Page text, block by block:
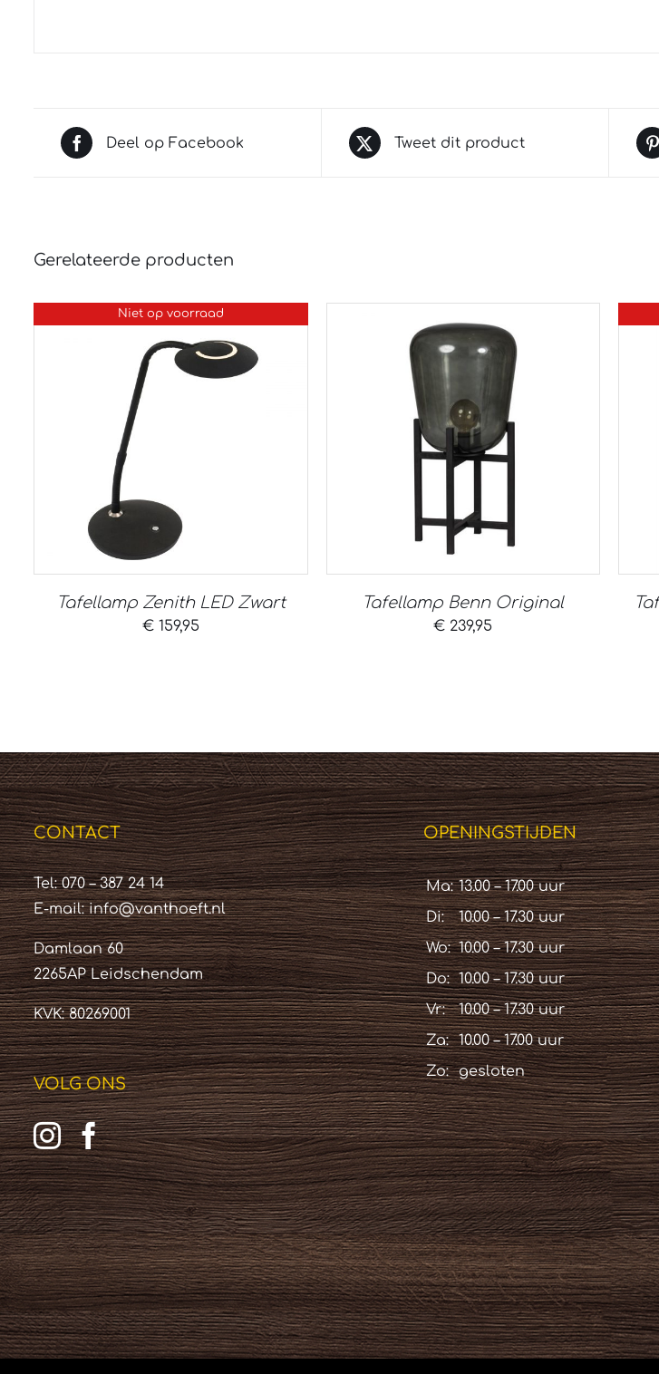
Deel op Facebook Tweet dit product
Gerelateerde producten
Niet op voorraad
Tafellamp Zenith LED Zwart
€159,95
Tafellamp Benn Original
€ 239,95
CONTACT
Tel: 070 – 387 24 14
E-mail:info@vanthoeft.nl
Damlaan 60
2265AP Leidschendam
KVK: 80269001
VOLG ONS
OPENINGSTIJDEN
Ma: 13.00 – 17.00 uur
Di:
10.00 – 17.30 uur
Wo: 10.00 – 17.30 uur
Do: 10.00 – 17.30 uur
Vr:
10.00 – 17.30 uur
Za:
10.00 – 17.00 uur
Zo:
gesloten